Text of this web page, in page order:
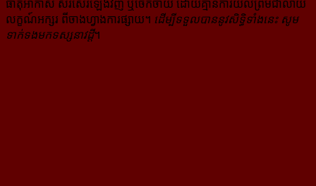
ធាតុអាកាស សរសេរ​ឡើង​វិញ ឬ​ចែក​ចាយ​ ដោយ​គ្មាន​ការ​យល់ព្រមជា​លាយ​
លក្ខណ៍​អក្សរ​ ពី​ចាងហ្វាង​ការ​ផ្សាយ​។ ដើម្បី​ទទួល​បាននូវសិទ្ធិ​ទាំងនេះ សូម​
ទាក់​ទង​មក​ទស្សនាវដ្ដី។